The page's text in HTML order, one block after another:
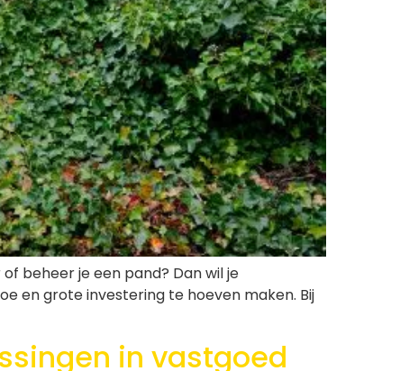
beheer je een pand? Dan wil je
en grote investering te hoeven maken. Bij
in vastgoed